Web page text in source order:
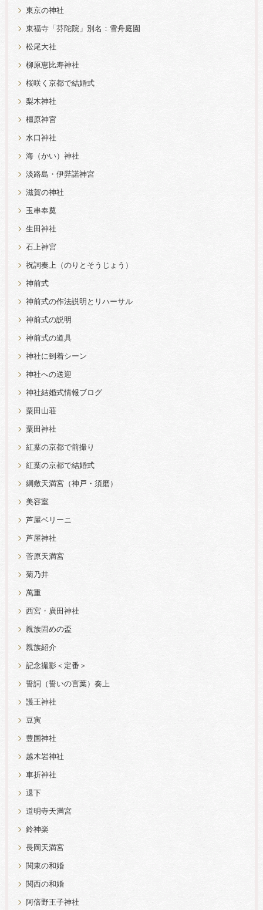
東京の神社
東福寺「芬陀院」別名：雪舟庭園
松尾大社
柳原恵比寿神社
桜咲く京都で結婚式
梨木神社
橿原神宮
水口神社
海（かい）神社
淡路島・伊弉諾神宮
滋賀の神社
玉串奉奠
生田神社
石上神宮
祝詞奏上（のりとそうじょう）
神前式
神前式の作法説明とリハーサル
神前式の説明
神前式の道具
神社に到着シーン
神社への送迎
神社結婚式情報ブログ
粟田山荘
粟田神社
紅葉の京都で前撮り
紅葉の京都で結婚式
綱敷天満宮（神戸・須磨）
美容室
芦屋ベリーニ
芦屋神社
菅原天満宮
菊乃井
萬重
西宮・廣田神社
親族固めの盃
親族紹介
記念撮影＜定番＞
誓詞（誓いの言葉）奏上
護王神社
豆寅
豊国神社
越木岩神社
車折神社
退下
道明寺天満宮
鈴神楽
長岡天満宮
関東の和婚
関西の和婚
阿倍野王子神社